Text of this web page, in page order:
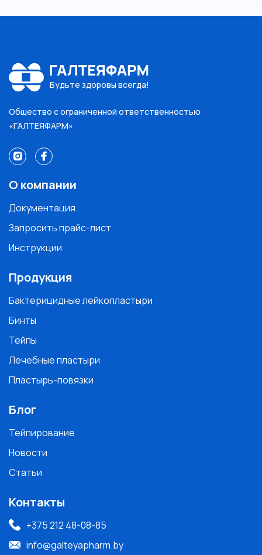
Будьте здоровы всегда!
Общество с ограниченной ответственностью
«ГАЛТЕЯФАРМ»
О компании
Документация
Запросить прайс-лист
Инструкции
Продукция
Бактерицидные лейкопластыри
Бинты
Тейпы
Лечебные пластыри
Пластырь-повязки
Блог
Тейпирование
Новости
Статьи
Контакты
+375 212 48-08-85
info@galteyapharm.by